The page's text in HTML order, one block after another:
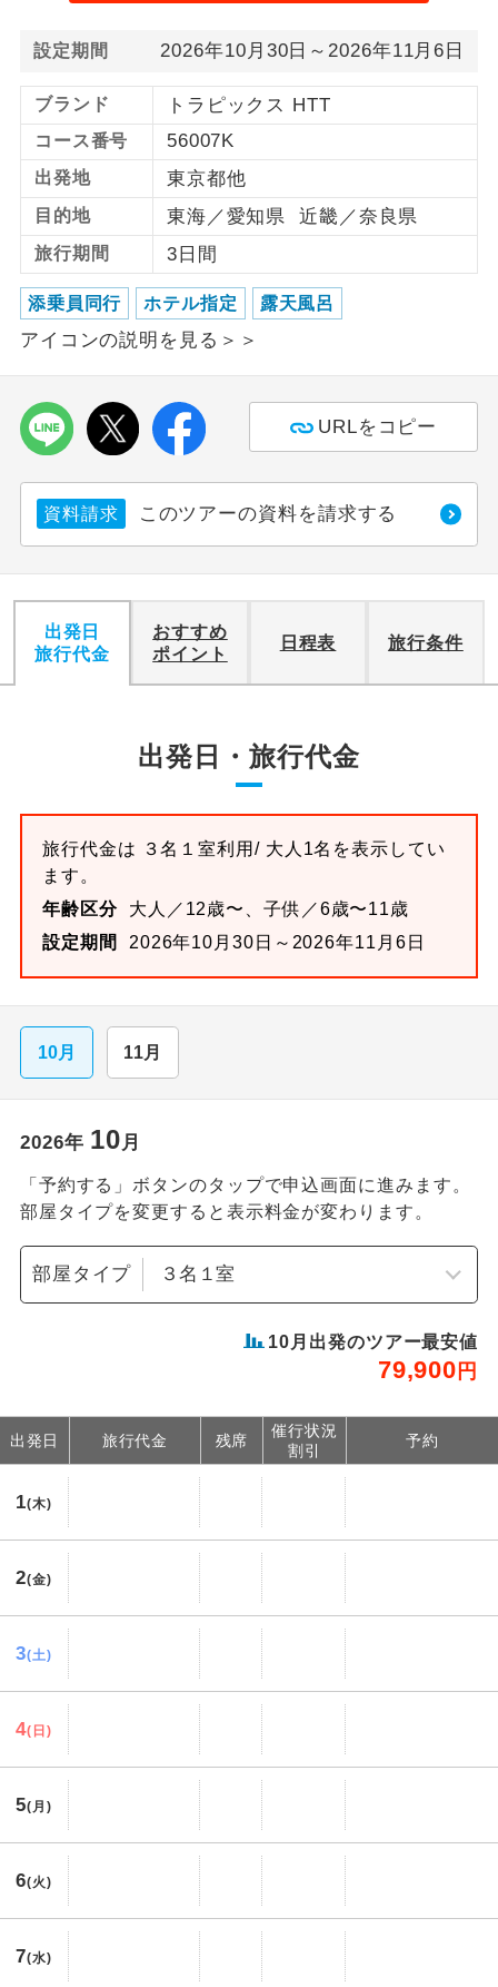
設定期間 2026年10月30日～2026年11月6日
ブランド トラピックス HTT
コース番号 56007K
出発地 東京都他
目的地 東海／愛知県 近畿／奈良県
旅行期間 3日間
添乗員同行 ホテル指定 露天風呂
アイコンの説明を見る＞＞
URLをコピー
資料請求 このツアーの資料を請求する
出発日
旅行代金
おすすめ
ポイント
日程表 旅行条件
出発日・旅行代金
旅行代金は ３名１室利用/ 大人1名を表示してい
ます。
年齢区分
大人／12歳〜、子供／6歳〜11歳
設定期間
2026年10月30日～2026年11月6日
10月 11月
2026年 10月
「予約する」ボタンのタップで申込画面に進みます。
部屋タイプを変更すると表示料金が変わります。
部屋タイプ
10 月出発のツアー最安値
79,900 円
出発日 旅行代金 残席
催行状況
割引
予約
1(木)
2(金)
3(土)
4(日)
5(月)
6(火)
7(水)
1名様催行
す。
2名様催行
2名様から出発可能な個人型プランで
す。
おひとり様参
加限定
おひとり様限定でご参加いただけるコー
スです。
1名様1室同代
金
1名様1室利用でも追加料金がかからない
コースです。
ご夫婦限定
す。
女性限定
す。
航空会社指定
す。
おひとり様バ
おひとり様でバス席を2席利⽤できま